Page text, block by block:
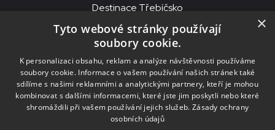
Destinace Třebíčsko
© 2026MKS Beseda Mor. Budějovice
MKS Beseda, příspěvková organizace, Purcnerova 62, 676 02
Moravské Budějovice
IČO: 00091758, DIČ: CZ00091758, ID datové schránky: chjn2kd
×
Tyto webové stránky používají
soubory cookie.
K personalizaci obsahu, reklam a analýze návštěvnosti používáme
soubory cookie. Informace o vašem používání našich stránek také
sdílíme s našimi reklamními a analytickými partnery, kteří je mohou
kombinovat s dalšími informacemi, které jste jim poskytli nebo které
shromáždili při vašem používání jejich služeb. Zásady ochrany
osobních údajů